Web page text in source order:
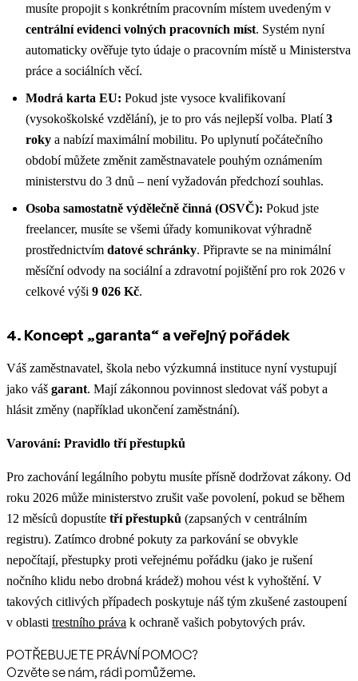
musíte propojit s konkrétním pracovním místem uvedeným v
centrální evidenci volných pracovních míst. Systém nyní
automaticky ověřuje tyto údaje o pracovním místě u Ministerstva
práce a sociálních věcí.
Modrá karta EU: Pokud jste vysoce kvalifikovaní
(vysokoškolské vzdělání), je to pro vás nejlepší volba. Platí3
roky a nabízí maximální mobilitu. Po uplynutí počátečního
období můžete změnit zaměstnavatele pouhým oznámením
ministerstvu do 3 dnů – není vyžadován předchozí souhlas.
Osoba samostatně výdělečně činná (OSVČ): Pokud jste
freelancer, musíte se všemi úřady komunikovat výhradně
prostřednictvím datové schránky. Připravte se na minimální
měsíční odvody na sociální a zdravotní pojištění pro rok 2026 v
celkové výši 9 026 Kč.
4. Koncept „garanta“ a veřejný pořádek
Váš zaměstnavatel, škola nebo výzkumná instituce nyní vystupují
jako váš garant. Mají zákonnou povinnost sledovat váš pobyt a
hlásit změny (například ukončení zaměstnání).
Varování: Pravidlo tří přestupků
Pro zachování legálního pobytu musíte přísně dodržovat zákony. Od
roku 2026 může ministerstvo zrušit vaše povolení, pokud se během
12 měsíců dopustíte tří přestupků (zapsaných v centrálním
registru). Zatímco drobné pokuty za parkování se obvykle
nepočítají, přestupky proti veřejnému pořádku (jako je rušení
nočního klidu nebo drobná krádež) mohou vést k vyhoštění. V
takových citlivých případech poskytuje náš tým zkušené zastoupení
v oblasti trestního práva k ochraně vašich pobytových práv.
POTŘEBUJETE PRÁVNÍ POMOC?
Ozvěte se nám, rádi pomůžeme.